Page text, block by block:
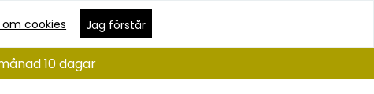
cookies Jag förstår
10 dagar